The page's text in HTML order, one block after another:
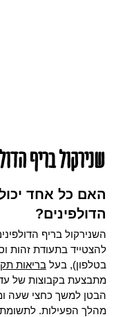
שנירקול בריף
האם כל אחד
הדולפינים?
להצטייד בתעודת זהות
בטלפון), בעלבריאות
הבטן למשך כחצי שעה